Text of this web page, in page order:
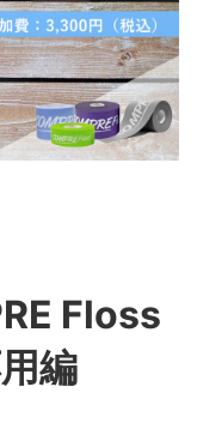
Floss
編